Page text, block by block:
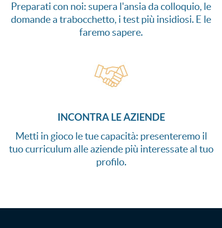
Preparati con noi: supera l'ansia da colloquio, le
domande a trabocchetto, i test più insidiosi. E le
faremo sapere.
INCONTRA LE AZIENDE
Metti in gioco le tue capacità: presenteremo il
tuo curriculum alle aziende più interessate al tuo
profilo.